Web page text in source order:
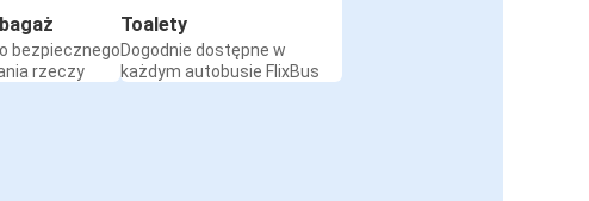
bezpiecznego
rzeczy
Toalety
Dogodnie dostępne w
każdym autobusie FlixBus